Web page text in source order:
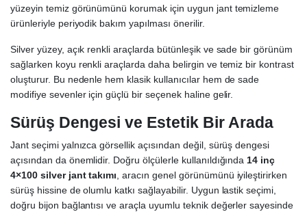
yüzeyin temiz görünümünü korumak için uygun jant temizleme
ürünleriyle periyodik bakım yapılması önerilir.
Silver yüzey, açık renkli araçlarda bütünleşik ve sade bir görünüm
sağlarken koyu renkli araçlarda daha belirgin ve temiz bir kontrast
oluşturur. Bu nedenle hem klasik kullanıcılar hem de sade
modifiye sevenler için güçlü bir seçenek haline gelir.
Sürüş Dengesi ve Estetik Bir Arada
Jant seçimi yalnızca görsellik açısından değil, sürüş dengesi
açısından da önemlidir. Doğru ölçülerle kullanıldığında 14 inç
4×100 silver jant takımı , aracın genel görünümünü iyileştirirken
sürüş hissine de olumlu katkı sağlayabilir. Uygun lastik seçimi,
doğru bijon bağlantısı ve araçla uyumlu teknik değerler sayesinde